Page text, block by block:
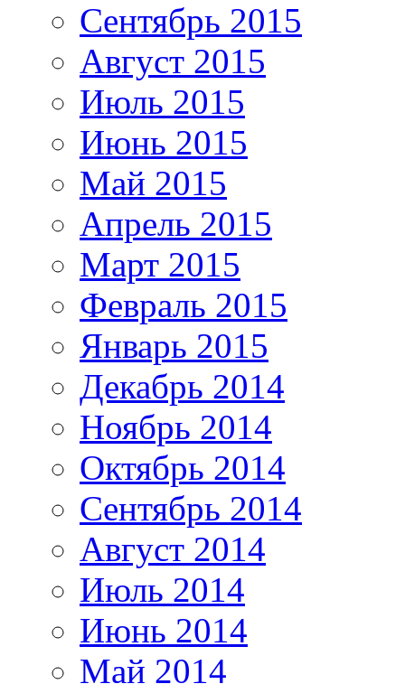
Сентябрь 2015
Август 2015
Июль 2015
Июнь 2015
Май 2015
Апрель 2015
Март 2015
Февраль 2015
Январь 2015
Декабрь 2014
Ноябрь 2014
Октябрь 2014
Сентябрь 2014
Август 2014
Июль 2014
Июнь 2014
Май 2014